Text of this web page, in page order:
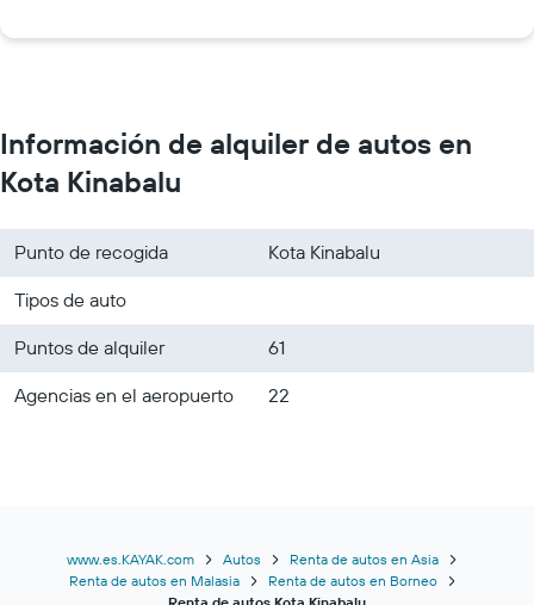
Información de alquiler de autos en
Kota Kinabalu
Punto de recogida
Kota Kinabalu
Tipos de auto
Puntos de alquiler
61
Agencias en el aeropuerto
22
www.es.KAYAK.com Autos
Renta de autos en Asia
Renta de autos en Malasia
Renta de autos en Borneo